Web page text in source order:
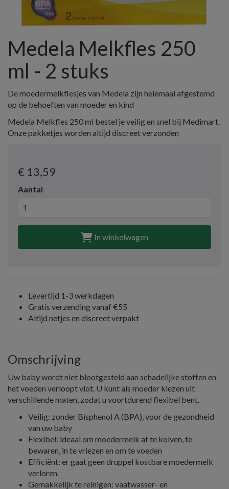
Medela Melkfles 250
ml - 2 stuks
De moedermelkflesjes van Medela zijn helemaal afgestemd
op de behoeften van moeder en kind
Medela Melkfles 250 ml bestel je veilig en snel bij Medimart.
Onze pakketjes worden altijd discreet verzonden
€ 13,59
Aantal
In winkelwagen
Levertijd 1-3 werkdagen
Gratis verzending vanaf €55
Altijd netjes en discreet verpakt
Omschrijving
Uw baby wordt niet blootgesteld aan schadelijke stoffen en
het voeden verloopt vlot. U kunt als moeder kiezen uit
verschillende maten, zodat u voortdurend flexibel bent.
Veilig: zonder Bisphenol A (BPA), voor de gezondheid
van uw baby
Flexibel: ideaal om moedermelk af te kolven, te
bewaren, in te vriezen en om te voeden
Efficiënt: er gaat geen druppel kostbare moedermelk
verloren.
Gemakkelijk te reinigen: vaatwasser- en